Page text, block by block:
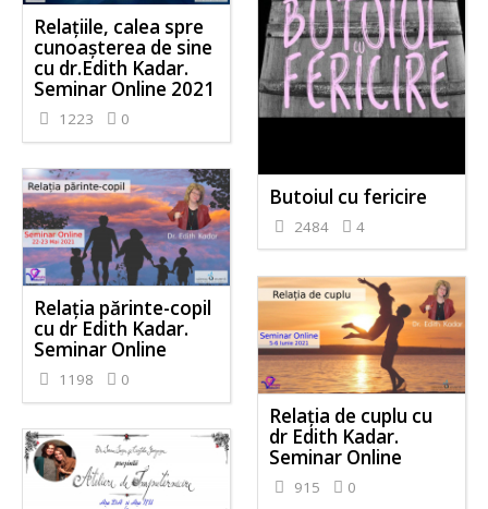
Butoiul cu fericire
2484 4
Relațiile, calea spre
cunoașterea de sine
cu dr.Edith Kadar.
Seminar Online 2021
1223 0
Relația părinte-copil
cu dr Edith Kadar.
Seminar Online
1198 0
Relația de cuplu cu
dr Edith Kadar.
Seminar Online
915 0